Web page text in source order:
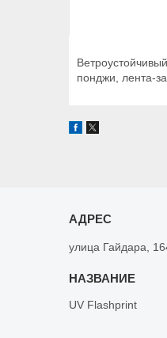
понджи, лента-
улица Гайдара,
UV Flashprint